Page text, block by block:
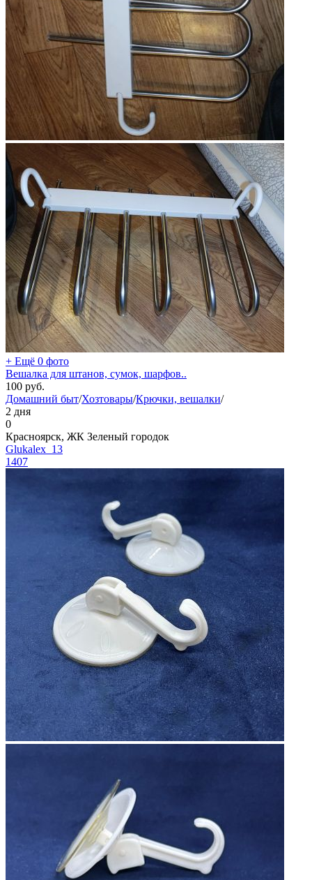
+ Ещё 0 фото
Вешалка для штанов, сумок, шарфов..
100 руб.
Домашний быт/Хозтовары/Крючки, вешалки/
2 дня
0
Красноярск, ЖК Зеленый городок
Glukalex_13
1407